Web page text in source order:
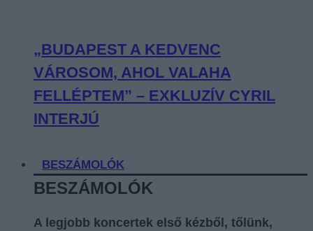
„BUDAPEST A KEDVENC
VÁROSOM, AHOL VALAHA
FELLÉPTEM” – EXKLUZÍV CYRIL
INTERJÚ
BESZÁMOLÓK
BESZÁMOLÓK
A legjobb koncertek első kézből, tőlünk,